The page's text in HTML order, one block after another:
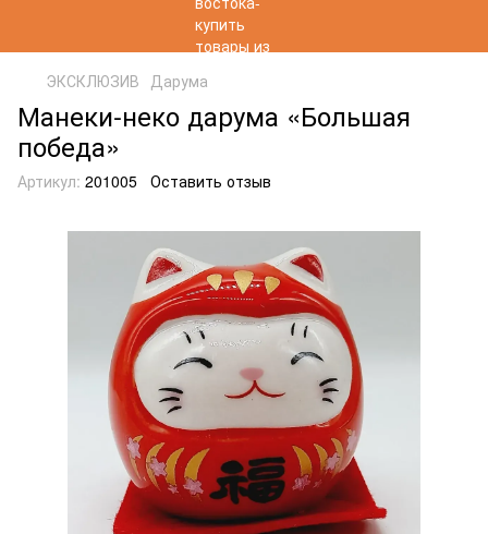
ЭКСКЛЮЗИВ Дарума
Манеки-неко дарума «Большая
победа»
Артикул: 201005 Оставить отзыв